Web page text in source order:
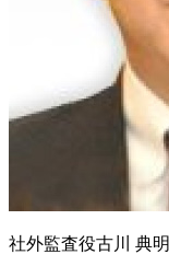
社外監査役古川 典明